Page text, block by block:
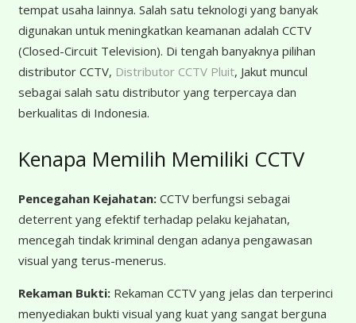
tempat usaha lainnya. Salah satu teknologi yang banyak
digunakan untuk meningkatkan keamanan adalah CCTV
(Closed-Circuit Television). Di tengah banyaknya pilihan
distributor CCTV, Distributor CCTV Pluit, Jakut muncul
sebagai salah satu distributor yang terpercaya dan
berkualitas di Indonesia.
Kenapa Memilih Memiliki CCTV
Pencegahan Kejahatan:CCTV berfungsi sebagai
deterrent yang efektif terhadap pelaku kejahatan,
mencegah tindak kriminal dengan adanya pengawasan
visual yang terus-menerus.
Rekaman Bukti:Rekaman CCTV yang jelas dan terperinci
menyediakan bukti visual yang kuat yang sangat berguna